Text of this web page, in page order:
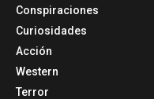
Conspiraciones
Curiosidades
Acción
Western
Terror